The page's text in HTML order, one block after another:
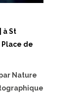
à St
Place de
Nature